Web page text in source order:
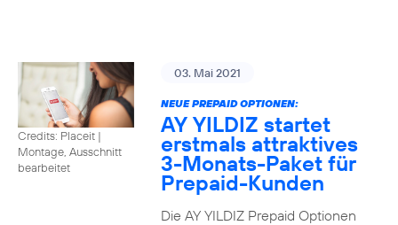
Credits: Placeit |
Montage, Ausschnitt
bearbeitet
03. Mai 2021
NEUE PREPAID OPTIONEN:
AY YILDIZ startet
erstmals attraktives
3-Monats-Paket für
Prepaid-Kunden
Die AY YILDIZ Prepaid Optionen